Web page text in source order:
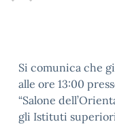
Si comunica che
alle ore 13:00
“Salone
gli Istituti